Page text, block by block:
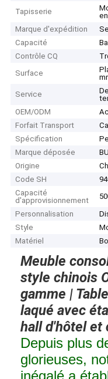
Tapisserie
Marque d'expédition
Capacité
Contrôle CQ
Surface
Service
OEM/ODM
Forfait Transport
Spécification
Marque déposée
Origine
Code SH
Capacité
d'approvisionnement
Personnalisation
Style
Matériel
Meuble
style chinois
gamme |
laqué avec
hall d'hôtel et
Depuis plus
glorieuses,
inégalé a